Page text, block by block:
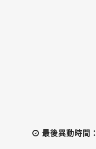
最後異動時間：